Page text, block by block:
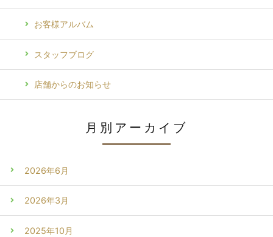
お客様アルバム
スタッフブログ
店舗からのお知らせ
月別アーカイブ
2026年6月
2026年3月
2025年10月